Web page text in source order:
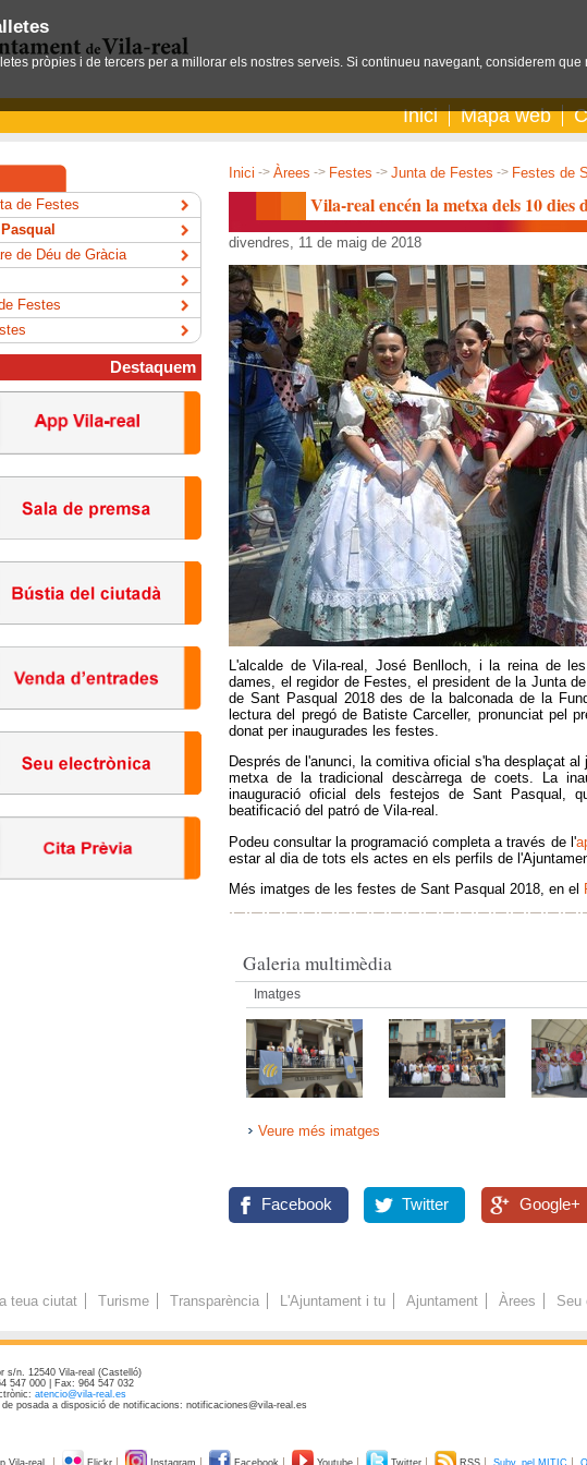
Inici Mapa web
Inici -> Àrees -> Festes -> Junta de Festes -> Festes de
Vila-real encén la metxa dels 10 dies
divendres, 11 de maig de 2018
L'alcalde de Vila-real, José Benlloch, i la reina de
dames, el regidor de Festes, el president de la Junta
de Sant Pasqual 2018 des de la balconada de la
lectura del pregó de Batiste Carceller, pronunciat pel
donat per inaugurades les festes.
Després de l'anunci, la comitiva oficial s'ha desplaçat
metxa de la tradicional descàrrega de coets. La
inauguració oficial dels festejos de Sant Pasqual,
beatificació del patró de Vila-real.
Podeu consultar la programació completa a través de l'
estar al dia de tots els actes en els perfils de
Més imatges de les festes de Sant Pasqual 2018, en el
Galeria multimèdia
Imatges
Veure més imatges
Facebook Twitter Google+
de Festes
de Déu de Gràcia
Festes
Destaquem
teua ciutat Turisme Transparència L'Ajuntament i tu Ajuntament Àrees Seu
s/n. 12540 Vila-real (Castelló)
547 000 | Fax: 964 547 032
atencio@vila-real.es
de posada a disposició de notificacions: notificaciones@vila-real.es
pròpies i de tercers per a millorar els nostres serveis. Si continueu navegant, considerem que